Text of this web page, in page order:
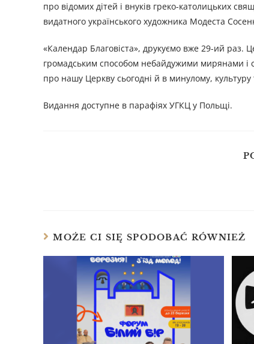
про відомих дітей і внуків греко-католицьких
видатного українського художника Модеста
«Календар Благовіста», друкуємо вже 29-ий раз.
громадським способом небайдужими мирянами і
про нашу Церкву сьогодні й в минулому,
Видання доступне в парафіях УГКЦ у Польщі.
MOŻE CI SIĘ SPODOBAĆ RÓWNIEŻ